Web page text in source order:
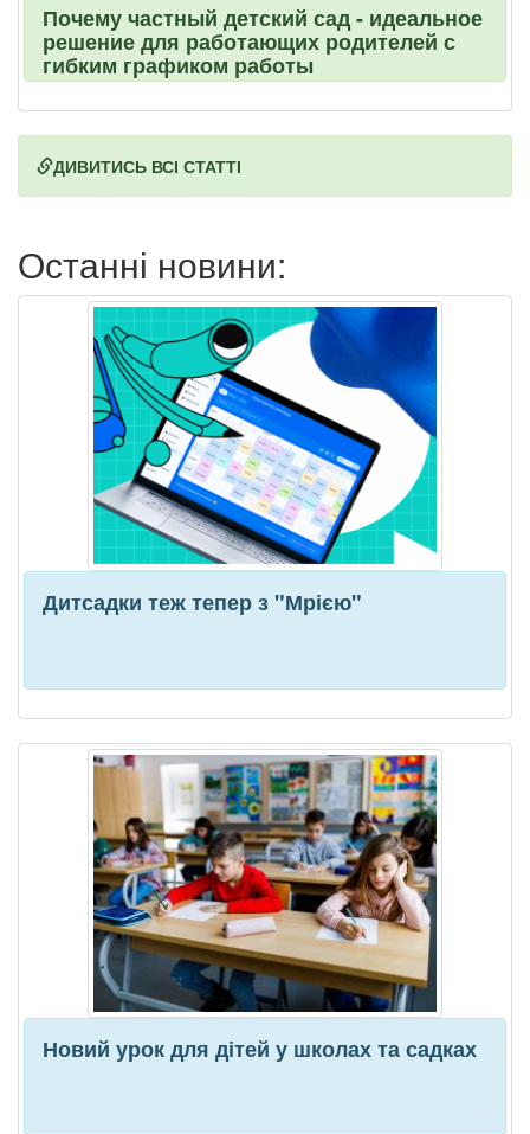
Почему частный детский сад - идеальное
решение для работающих родителей с
гибким графиком работы
ДИВИТИСЬ ВСІ СТАТТІ
Останні новини:
Дитсадки теж тепер з "Мрією"
Новий урок для дітей у школах та садках